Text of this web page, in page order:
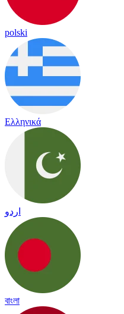
polski
Ελληνικά
اردو
বাংলা